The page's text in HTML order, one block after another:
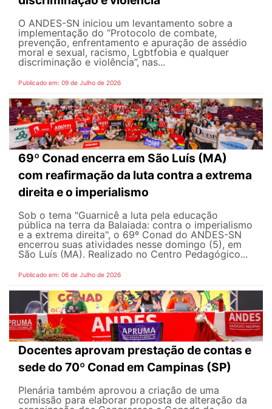
O ANDES-SN iniciou um levantamento sobre a
implementação do “Protocolo de combate,
prevenção, enfrentamento e apuração de assédio
moral e sexual, racismo, Lgbtfobia e qualquer
discriminação e violência”, nas...
Publicado em: 09 de Julho de 2026
69º Conad encerra em São Luís (MA)
com reafirmação da luta contra a extrema
direita e o imperialismo
Sob o tema "Guarnicê a luta pela educação
pública na terra da Balaiada: contra o imperialismo
e a extrema direita", o 69º Conad do ANDES-SN
encerrou suas atividades nesse domingo (5), em
São Luís (MA). Realizado no Centro Pedagógico...
Publicado em: 06 de Julho de 2026
Docentes aprovam prestação de contas e
sede do 70º Conad em Campinas (SP)
Plenária também aprovou a criação de uma
comissão para elaborar proposta de alteração da